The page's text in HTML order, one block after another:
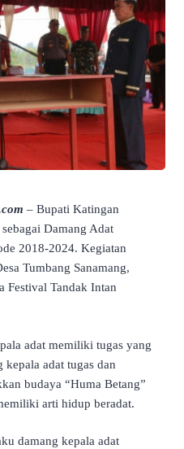
– Bupati Katingan
Damang Adat
2018-2024. Kegiatan
Tumbang Sanamang,
Festival Tandak Intan
adat memiliki tugas yang
adat tugas dan
budaya “Huma Betang”
arti hidup beradat.
damang kepala adat